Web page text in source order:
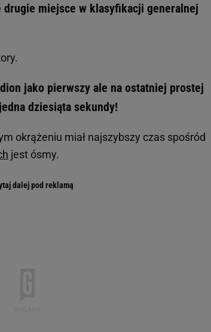
miejsce w klasyfikacji generalnej
jako pierwszy ale na ostatniej prostej
dziesiąta sekundy!
okrążeniu miał najszybszy czas spośród
jest ósmy.